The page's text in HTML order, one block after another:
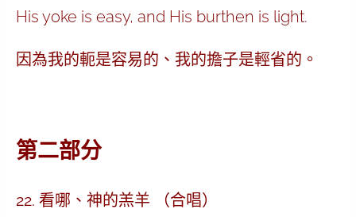
His yoke is easy, and His burthen is light.
因為我的軛是容易的、我的擔子是輕省的。
第二部分
22. 看哪、神的羔羊 （合唱）